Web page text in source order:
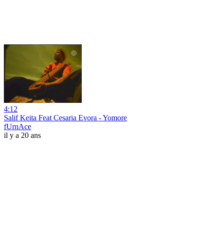
4:12
Salif Keita Feat Cesaria Evora - Yomore
fUrnAce
il y a 20 ans